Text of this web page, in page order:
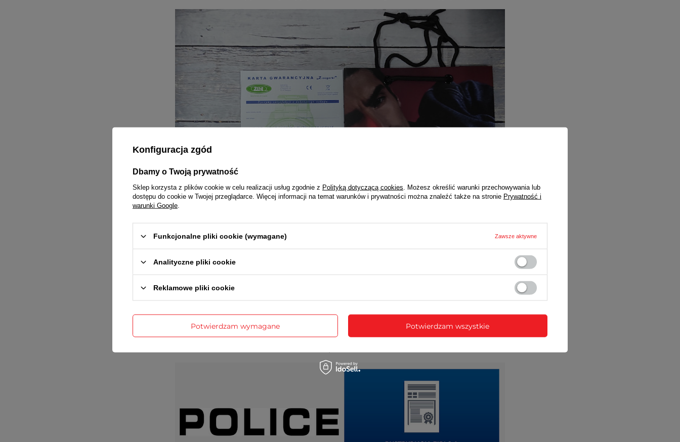
autoryzowanych serwisów w całym kraju.
Dane kontaktowe punktów serwisowych znajdują się na stronie importeraZIBI
Konfiguracja zgód
Dbamy o Twoją prywatność
Sklep korzysta z plików cookie w celu realizacji usług zgodnie z Polityką dotyczącą cookies . Możesz określić warunki przechowywania lub
dostępu do cookie w Twojej przeglądarce. Więcej informacji na temat warunków i prywatności można znaleźć także na stronie Prywatność i
warunki Google
Funkcjonalne pliki cookie (wymagane) Zawsze aktywne
Analityczne pliki cookie
Reklamowe pliki cookie
Potwierdzam wymagane Potwierdzam wszystkie